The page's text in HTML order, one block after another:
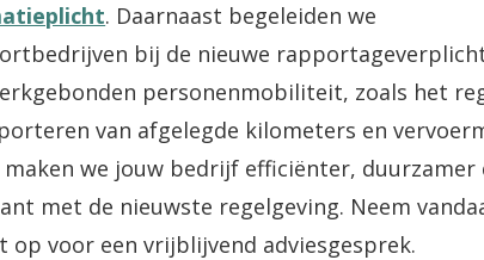
. Daarnaast begeleiden we
bij de nieuwe
personenmobiliteit, zoals het
van afgelegde kilometers en
maken we jouw bedrijf efficiënter, duurzamer
met de nieuwste regelgeving. Neem
op voor een vrijblijvend adviesgesprek.